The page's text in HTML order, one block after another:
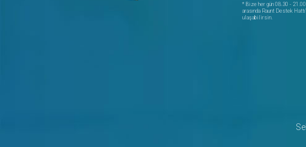
* Bize her gün 08.30 -
arasında Raunt Destek
ulaşabilirsin.